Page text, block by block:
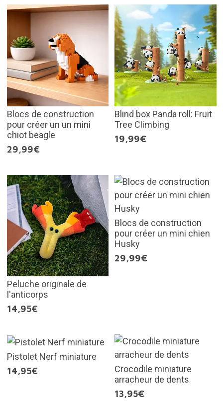
Blocs de construction
pour créer un un mini
chiot beagle
29,99€
Blind box Panda roll: Fruit
Tree Climbing
19,99€
Peluche originale de
l'anticorps
14,95€
Blocs de construction
pour créer un mini chien
Husky
29,99€
Pistolet Nerf miniature
14,95€
Crocodile miniature
arracheur de dents
13,95€